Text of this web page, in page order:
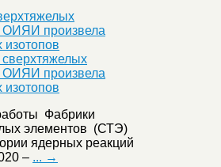
ОИЯИ произвела
изотопов
Фабрики
элементов (СТЭ)
ядерных реакций
– ... →